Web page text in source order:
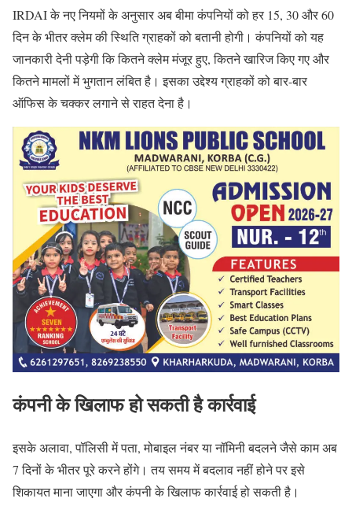
IRDAI के नए नियमों के अनुसार अब बीमा कंपनियों को हर 15, 30 और 60
दिन के भीतर क्लेम की स्थिति ग्राहकों को बतानी होगी। कंपनियों को यह
जानकारी देनी पड़ेगी कि कितने क्लेम मंजूर हुए, कितने खारिज किए गए और
कितने मामलों में भुगतान लंबित है। इसका उद्देश्य ग्राहकों को बार-बार
ऑफिस के चक्कर लगाने से राहत देना है।
कंपनी के खिलाफ हो सकती है कार्रवाई
इसके अलावा, पॉलिसी में पता, मोबाइल नंबर या नॉमिनी बदलने जैसे काम अब
7 दिनों के भीतर पूरे करने होंगे। तय समय में बदलाव नहीं होने पर इसे
शिकायत माना जाएगा और कंपनी के खिलाफ कार्रवाई हो सकती है।